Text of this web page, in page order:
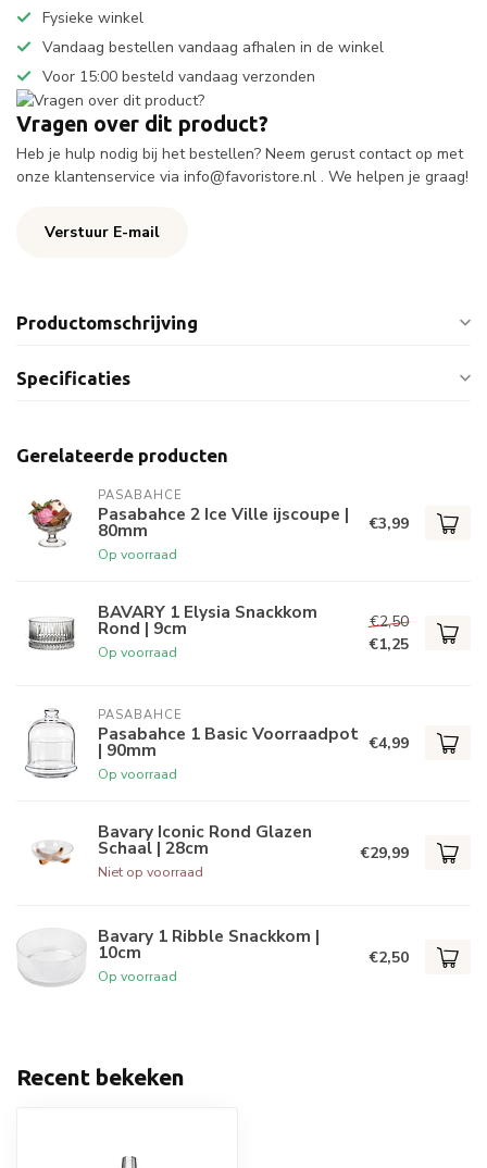
Fysieke winkel
Vandaag bestellen vandaag afhalen in de winkel
Voor 15:00 besteld vandaag verzonden
Vragen over dit product?
Heb je hulp nodig bij het bestellen? Neem gerust contact op met
onze klantenservice via info@favoristore.nl . We helpen je graag!
Verstuur E-mail
Productomschrijving
Specificaties
Gerelateerde producten
PASABAHCE
Pasabahce 2 Ice Ville ijscoupe |
80mm
Op voorraad
€3,99
BAVARY 1 Elysia Snackkom
Rond | 9cm
Op voorraad
€2,50
€1,25
PASABAHCE
Pasabahce 1 Basic Voorraadpot
| 90mm
Op voorraad
€4,99
Bavary Iconic Rond Glazen
Schaal | 28cm
Niet op voorraad
€29,99
Bavary 1 Ribble Snackkom |
10cm
Op voorraad
€2,50
Recent bekeken